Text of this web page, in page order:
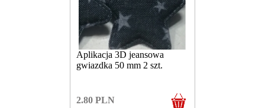
Aplikacja 3D jeansowa
gwiazdka 50 mm 2 szt.
2.80 PLN